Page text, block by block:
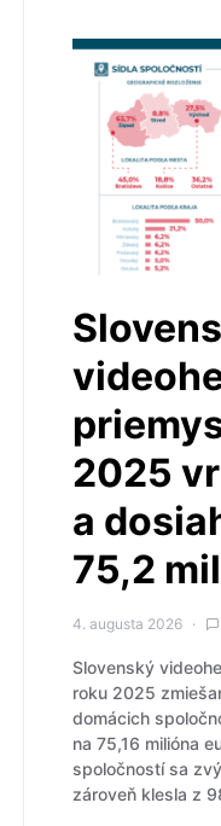
2025
a
75,2
4. augusta 2026
Slovenský
roku 2025
domácich
na 75,16 milióna
spoločností sa
zároveň klesla z